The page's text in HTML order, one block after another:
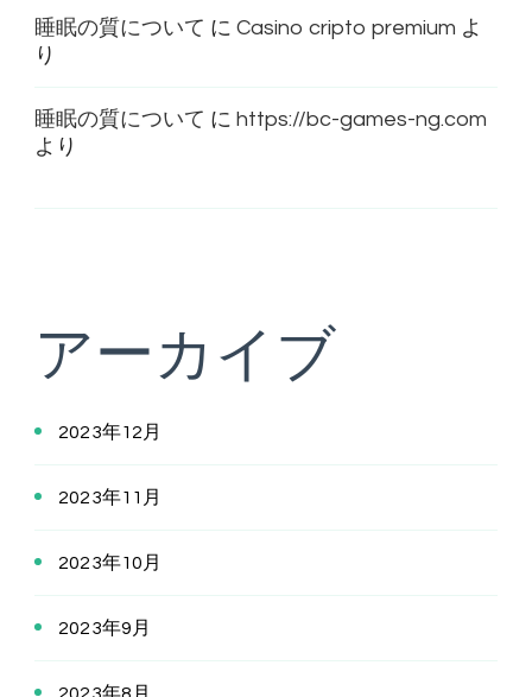
睡眠の質について に Casino cripto premium よ
り
睡眠の質について に https://bc-games-ng.com
より
アーカイブ
2023年12月
2023年11月
2023年10月
2023年9月